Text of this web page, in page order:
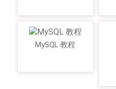
MySQL 教程